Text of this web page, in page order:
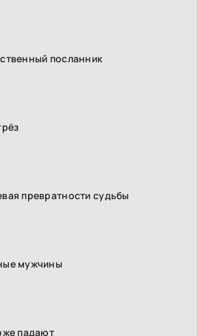
посланник
превратности судьбы
мужчины
падают